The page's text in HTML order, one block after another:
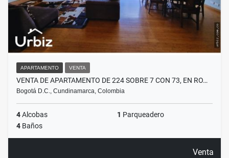
APARTAMENTO VENTA
VENTA DE APARTAMENTO DE 224 SOBRE 7 CON 73, EN RO…
Bogotá D.C., Cundinamarca, Colombia
4Alcobas 1 Parqueadero
4 Baños
Venta